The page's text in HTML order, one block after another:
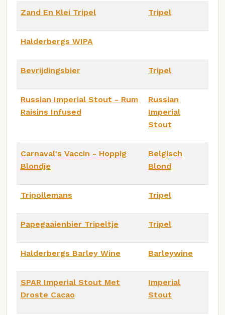
Zand En Klei Tripel Tripel
Halderbergs WIPA
Bevrijdingsbier Tripel
Russian Imperial Stout - Rum
Raisins Infused
Russian
Imperial
Stout
Carnaval's Vaccin - Hoppig
Blondje
Belgisch
Blond
Tripollemans Tripel
Papegaaienbier Tripeltje Tripel
Halderbergs Barley Wine Barleywine
SPAR Imperial Stout Met
Droste Cacao
Imperial
Stout